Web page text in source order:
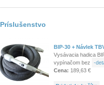
Príslušenstvo
BIP-30 + Návlek
Vysávacia hadica
vypínačom bez
-
Cena: 189,63 €